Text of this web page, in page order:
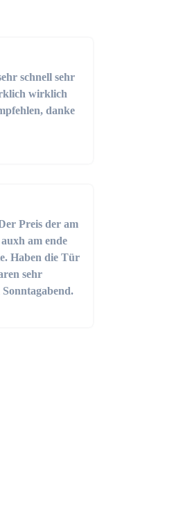
schnell sehr
wirklich
danke
Preis der am
am ende
Haben die Tür
sehr